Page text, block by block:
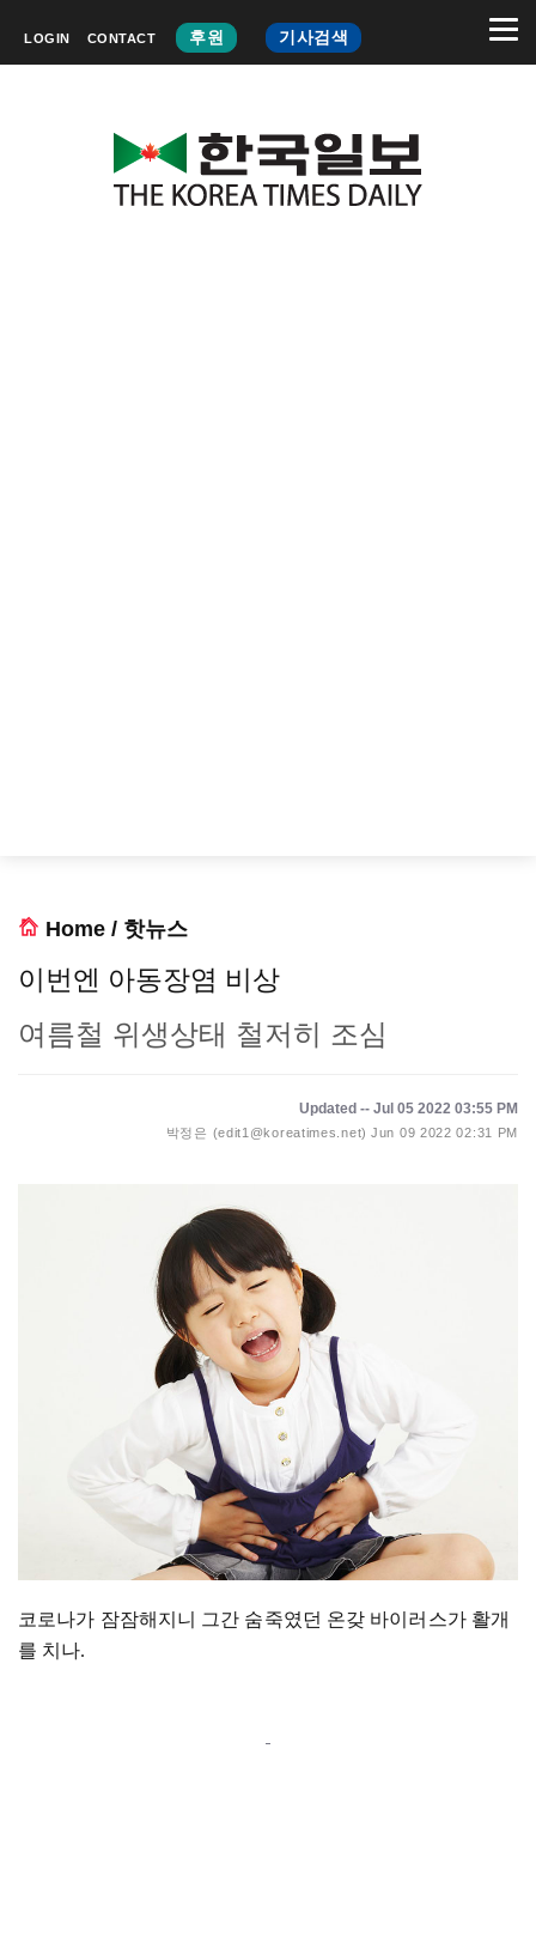
LOGIN CONTACT 후원 기사검색
Home / 핫뉴스
이번엔 아동장염 비상
여름철 위생상태 철저히 조심
Updated -- Jul 05 2022 03:55 PM
박정은 (edit1@koreatimes.net) Jun 09 2022 02:31 PM
코로나가 잠잠해지니 그간 숨죽였던 온갖 바이러스가 활개
를 치나.